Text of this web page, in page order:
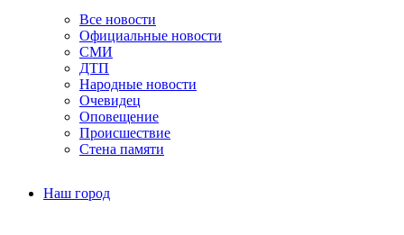
Все новости
Официальные новости
СМИ
ДТП
Народные новости
Очевидец
Оповещение
Происшествие
Стена памяти
Наш город